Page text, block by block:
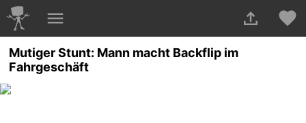
Mutiger Stunt: Mann macht Backflip im
Fahrgeschäft